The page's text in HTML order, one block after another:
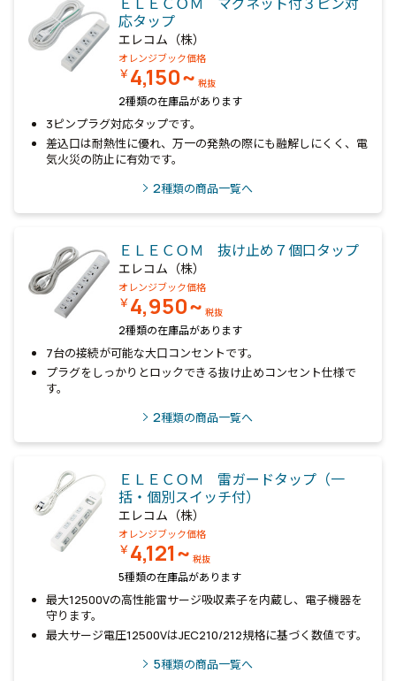
応タップ
エレコム（株）
オレンジブック価格
￥4,150~ 税抜
2種類の在庫品があります
3ピンプラグ対応タップです。
差込口は耐熱性に優れ、万一の発熱の際にも融解しにくく、電
気火災の防止に有効です。
2種類の商品一覧へ
ＥＬＥＣＯＭ 抜け止め７個口タップ
エレコム（株）
オレンジブック価格
￥4,950~ 税抜
2種類の在庫品があります
7台の接続が可能な大口コンセントです。
プラグをしっかりとロックできる抜け止めコンセント仕様で
す。
2種類の商品一覧へ
ＥＬＥＣＯＭ 雷ガードタップ（一
括・個別スイッチ付）
エレコム（株）
オレンジブック価格
￥4,121~ 税抜
5種類の在庫品があります
最大12500Vの高性能雷サージ吸収素子を内蔵し、電子機器を
守ります。
最大サージ電圧12500VはJEC210/212規格に基づく数値です。
5種類の商品一覧へ